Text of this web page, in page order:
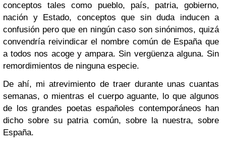
conceptos tales como pueblo, país, patria, gobierno,
nación y Estado, conceptos que sin duda inducen a
confusión pero que en ningún caso son sinónimos, quizá
convendría reivindicar el nombre común de España que
a todos nos acoge y ampara. Sin vergüenza alguna. Sin
remordimientos de ninguna especie.
De ahí, mi atrevimiento de traer durante unas cuantas
semanas, o mientras el cuerpo aguante, lo que algunos
de los grandes poetas españoles contemporáneos han
dicho sobre su patria común, sobre la nuestra, sobre
España.